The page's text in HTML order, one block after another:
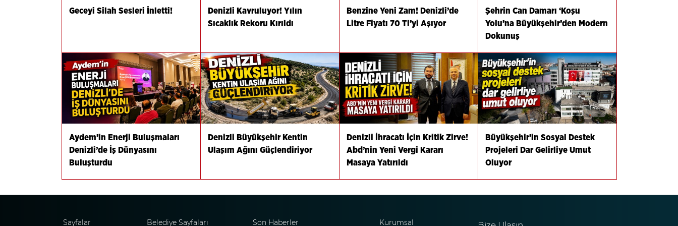
Geceyi Silah Sesleri İnletti!
Denizli Kavruluyor! Yılın
Sıcaklık Rekoru Kırıldı
Benzine Yeni Zam! Denizli’de
Litre Fiyatı 70 Tl’yi Aşıyor
Şehrin Can Damarı ‘Koşu
Yolu’na Büyükşehir’den Modern
Dokunuş
Aydem’in Enerji Buluşmaları
Denizli’de İş Dünyasını
Buluşturdu
Denizli Büyükşehir Kentin
Ulaşım Ağını Güçlendiriyor
Denizli İhracatı İçin Kritik Zirve!
Abd’nin Yeni Vergi Kararı
Masaya Yatırıldı
Büyükşehir’in Sosyal Destek
Projeleri Dar Gelirliye Umut
Oluyor
Sayfalar Belediye Sayfaları Son Haberler Kurumsal